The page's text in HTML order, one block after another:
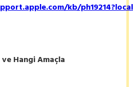
kb/
Hangi Amaçla